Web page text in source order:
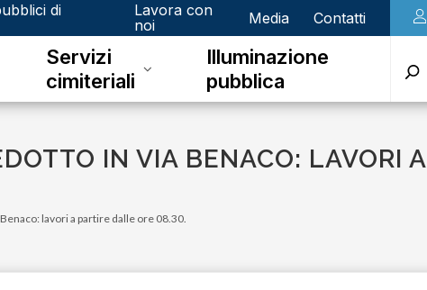
di
Lavora con
noi
Media Contatti
Servizi
cimiteriali
Illuminazione
pubblica
IN VIA BENACO: LAVORI A
lavori a partire dalle ore 08.30.